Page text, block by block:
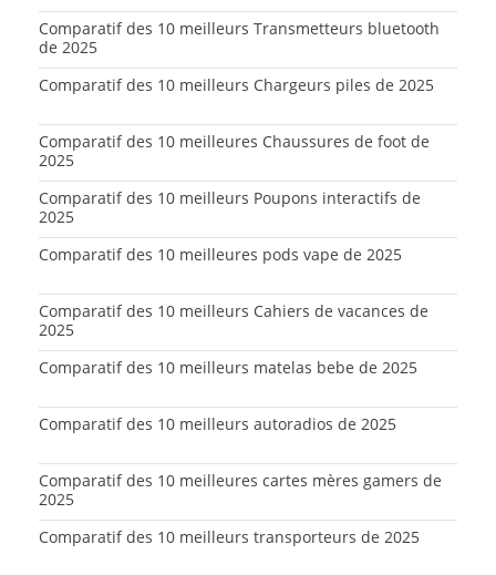
Comparatif des 10 meilleurs Transmetteurs bluetooth
de 2025
Comparatif des 10 meilleurs Chargeurs piles de 2025
Comparatif des 10 meilleures Chaussures de foot de
2025
Comparatif des 10 meilleurs Poupons interactifs de
2025
Comparatif des 10 meilleures pods vape de 2025
Comparatif des 10 meilleurs Cahiers de vacances de
2025
Comparatif des 10 meilleurs matelas bebe de 2025
Comparatif des 10 meilleurs autoradios de 2025
Comparatif des 10 meilleures cartes mères gamers de
2025
Comparatif des 10 meilleurs transporteurs de 2025